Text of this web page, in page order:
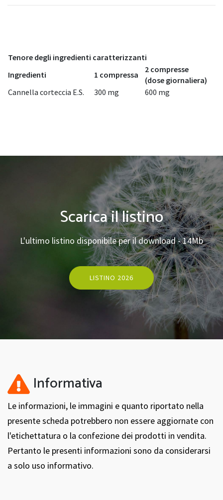
Tenore degli ingredienti caratterizzanti
Ingredienti
1 compressa
2 compresse
(dose giornaliera)
Cannella corteccia E.S.
300 mg 600 mg
Scarica il listino
L'ultimo listino disponibile per il download - 14Mb
LISTINO 2026
Informativa
Le informazioni, le immagini e quanto riportato nella
presente scheda potrebbero non essere aggiornate con
l'etichettatura o la confezione dei prodotti in vendita.
Pertanto le presenti informazioni sono da considerarsi
a solo uso informativo.